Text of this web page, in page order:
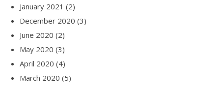
January 2021 (2)
December 2020 (3)
June 2020 (2)
May 2020 (3)
April 2020 (4)
March 2020 (5)